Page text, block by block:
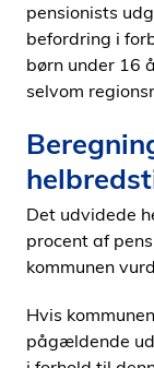
pensionists
befordring i
børn under 16
selvom
Det udvidede
procent af
kommunen
Hvis
pågældende